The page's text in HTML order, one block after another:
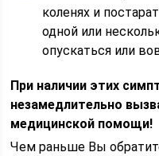
коленях и
одной или
опускаться или
При наличии этих
незамедлительно
медицинской помощи!
Чем раньше Вы